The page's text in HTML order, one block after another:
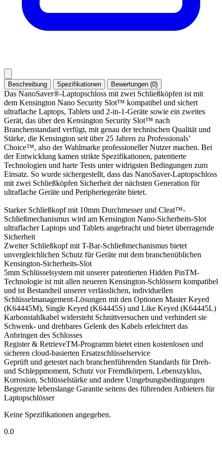
Beschreibung Spezifikationen Bewertungen (0)
Das NanoSaver®-Laptopschloss mit zwei Schließköpfen ist mit
dem Kensington Nano Security Slot™ kompatibel und sichert
ultraflache Laptops, Tablets und 2-in-1-Geräte sowie ein zweites
Gerät, das über den Kensington Security Slot™ nach
Branchenstandard verfügt, mit genau der technischen Qualität und
Stärke, die Kensington seit über 25 Jahren zu Professionals’
Choice™, also der Wahlmarke professioneller Nutzer machen. Bei
der Entwicklung kamen strikte Spezifikationen, patentierte
Technologien und harte Tests unter widrigsten Bedingungen zum
Einsatz. So wurde sichergestellt, dass das NanoSaver-Laptopschloss
mit zwei Schließköpfen Sicherheit der nächsten Generation für
ultraflache Geräte und Peripheriegeräte bietet.
Starker Schließkopf mit 10mm Durchmesser und Cleat™-
Schließmechanismus wird am Kensington Nano-Sicherheits-Slot
ultraflacher Laptops und Tablets angebracht und bietet überragende
Sicherheit
Zweiter Schließkopf mit T-Bar-Schließmechanismus bietet
unvergleichlichen Schutz für Geräte mit dem branchenüblichen
Kensington-Sicherheits-Slot
5mm Schlüsselsystem mit unserer patentierten Hidden PinTM-
Technologie ist mit allen neueren Kensington-Schlössern kompatibel
und ist Bestandteil unserer verlässlichen, individuellen
Schlüsselmanagement-Lösungen mit den Optionen Master Keyed
(K64445M), Single Keyed (K64445S) und Like Keyed (K64445L)
Karbonstahlkabel widersteht Schnittversuchen und verhindert sie
Schwenk- und drehbares Gelenk des Kabels erleichtert das
Anbringen des Schlosses
Register & RetrieveTM-Programm bietet einen kostenlosen und
sicheren cloud-basierten Ersatzschlüsselservice
Geprüft und getestet nach branchenführenden Standards für Dreh-
und Schleppmoment, Schutz vor Fremdkörpern, Lebenszyklus,
Korrosion, Schlüsselstärke und andere Umgebungsbedingungen
Begrenzte lebenslange Garantie seitens des führenden Anbieters für
Laptopschlösser
Keine Spezifikationen angegeben.
0.0